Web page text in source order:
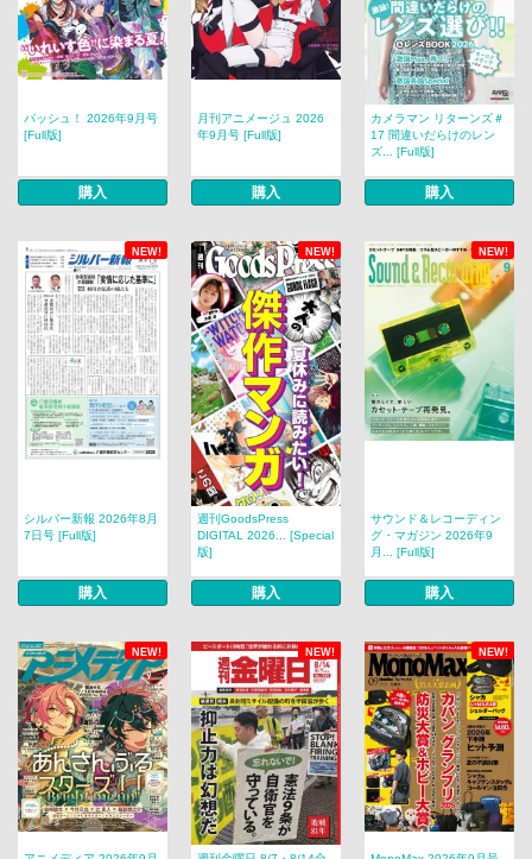
パッシュ！ 2026年9月号
[Full版]
購入
月刊アニメージュ 2026
年9月号 [Full版]
購入
カメラマン リターンズ＃
17 間違いだらけのレン
ズ... [Full版]
購入
NEW! NEW! NEW!
シルバー新報 2026年8月
7日号 [Full版]
購入
週刊GoodsPress
DIGITAL 2026... [Special
版]
購入
サウンド＆レコーディン
グ・マガジン 2026年9
月... [Full版]
購入
NEW! NEW! NEW!